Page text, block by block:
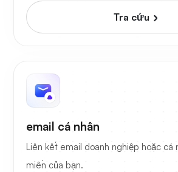
Tra cứu
email cá nhân
Liên kết email doanh nghiệp hoặc cá
miền của bạn.